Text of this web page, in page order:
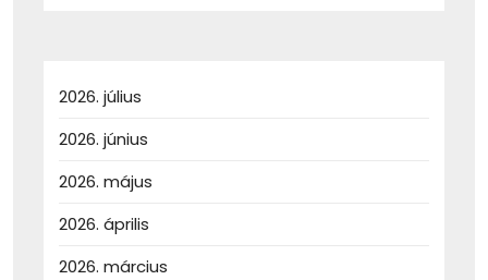
2026. július
2026. június
2026. május
2026. április
2026. március